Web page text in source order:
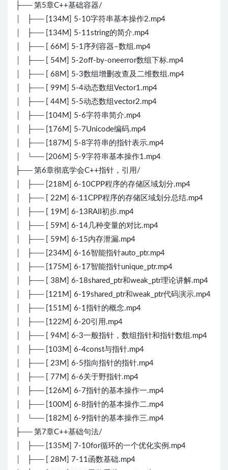
├── 第5章C++基础容器/
│ ├── [134M] 5-10字符串基本操作2.mp4
│ ├── [134M] 5-11string的简介.mp4
│ ├── [ 66M] 5-1序列容器–数组.mp4
│ ├── [ 54M] 5-2off-by-oneerror数组下标.mp4
│ ├── [ 68M] 5-3数组增删改查及二维数组.mp4
│ ├── [ 99M] 5-4动态数组Vector1.mp4
│ ├── [ 44M] 5-5动态数组vector2.mp4
│ ├── [104M] 5-6字符串简介.mp4
│ ├── [176M] 5-7Unicode编码.mp4
│ ├── [187M] 5-8字符串的指针表示.mp4
│ └── [206M] 5-9字符串基本操作1.mp4
├── 第6章彻底学会C++指针，引用/
│ ├── [218M] 6-10CPP程序的存储区域划分.mp4
│ ├── [ 22M] 6-11CPP程序的存储区域划分总结.mp4
│ ├── [ 19M] 6-13RAII初步.mp4
│ ├── [ 59M] 6-14几种变量的对比.mp4
│ ├── [ 59M] 6-15内存泄漏.mp4
│ ├── [234M] 6-16智能指针auto_ptr.mp4
│ ├── [175M] 6-17智能指针unique_ptr.mp4
│ ├── [ 38M] 6-18shared_ptr和weak_ptr理论讲解.mp4
│ ├── [121M] 6-19shared_ptr和weak_ptr代码演示.mp4
│ ├── [151M] 6-1指针的概念.mp4
│ ├── [122M] 6-20引用.mp4
│ ├── [ 94M] 6-3一般指针，数组指针和指针数组.mp4
│ ├── [103M] 6-4const与指针.mp4
│ ├── [ 23M] 6-5指向指针的指针.mp4
│ ├── [ 77M] 6-6关于野指针.mp4
│ ├── [126M] 6-7指针的基本操作一.mp4
│ ├── [100M] 6-8指针的基本操作二.mp4
│ └── [182M] 6-9指针的基本操作三.mp4
├── 第7章C++基础句法/
│ ├── [135M] 7-10for循环的一个优化实例.mp4
│ ├── [ 28M] 7-11函数基础.mp4